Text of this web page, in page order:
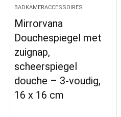
BADKAMERACCESSOIRES
Mirrorvana
Douchespiegel met
zuignap,
scheerspiegel
douche – 3-voudig,
16 x 16 cm